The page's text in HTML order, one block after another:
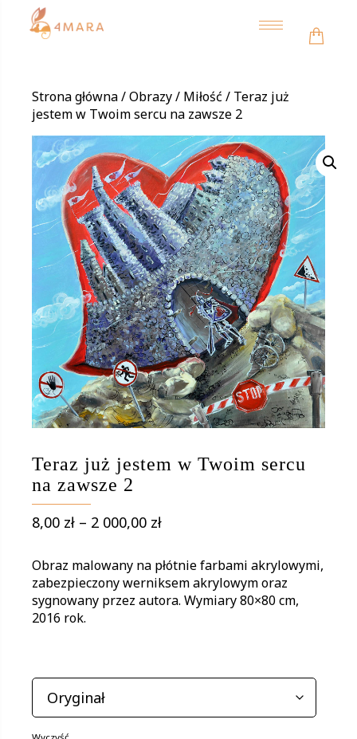
Toggle
navigation
Strona główna/Obrazy/ Miłość / Teraz już
jestem w Twoim sercu na zawsze 2
Teraz już jestem w Twoim sercu
na zawsze 2
8,00 zł – 2 000,00 złZakres
od
8,00 zł
do
Obraz malowany na płótnie farbami akrylowymi,
zabezpieczony werniksem akrylowym oraz
sygnowany przez autora. Wymiary 80×80 cm,
2016 rok.